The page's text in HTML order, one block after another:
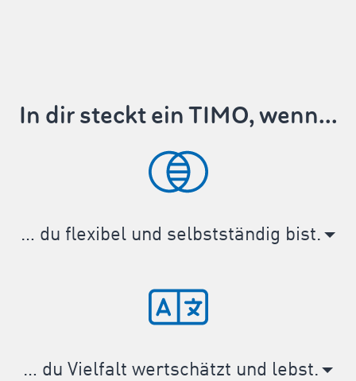
In dir steckt ein TIMO, wenn...
… du flexibel und selbstständig bist.
… du Vielfalt wertschätzt und lebst.